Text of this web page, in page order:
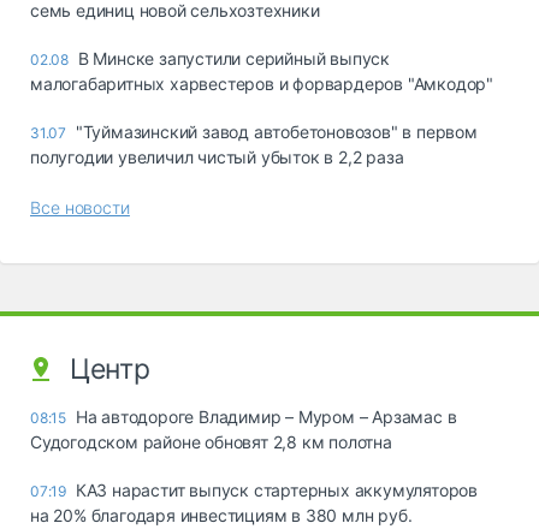
семь единиц новой сельхозтехники
02.08 В Минске запустили серийный выпуск
малогабаритных харвестеров и форвардеров "Амкодор"
31.07
"Туймазинский завод автобетоновозов" в первом
полугодии увеличил чистый убыток в 2,2 раза
Все новости
Центр
08:15 На автодороге Владимир – Муром – Арзамас в
Судогодском районе обновят 2,8 км полотна
07:19 КАЗ нарастит выпуск стартерных аккумуляторов
на 20% благодаря инвестициям в 380 млн руб.